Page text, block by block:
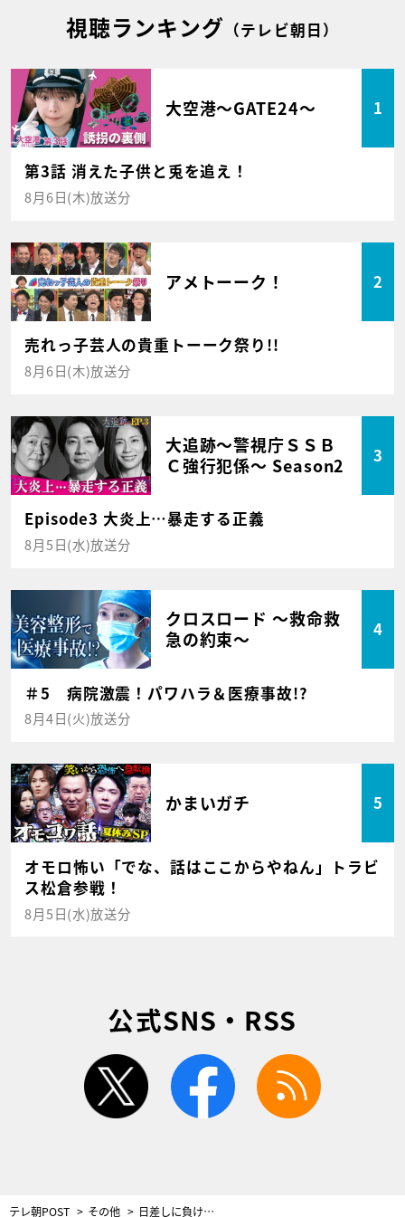
視聴ランキング （テレビ朝日）
大空港～GATE24～ 1
第3話 消えた子供と兎を追え！
8月6日(木)放送分
アメトーーク！ 2
売れっ子芸人の貴重トーーク祭り!!
8月6日(木)放送分
大追跡～警視庁ＳＳＢ
Ｃ強行犯係～ Season2
3
Episode3 大炎上…暴走する正義
8月5日(水)放送分
クロスロード ～救命救
急の約束～
4
＃5 病院激震！パワハラ＆医療事故!?
8月4日(火)放送分
かまいガチ 5
オモロ怖い「でな、話はここからやねん」トラビ
ス松倉参戦！
8月5日(水)放送分
公式SNS・RSS
twitter facebook
テレ朝POST その他 日差しに負けない紫外線対策！日焼け止めの塗り方＆クーリング方法に蛯原友里「意識してちゃんと塗らないと」